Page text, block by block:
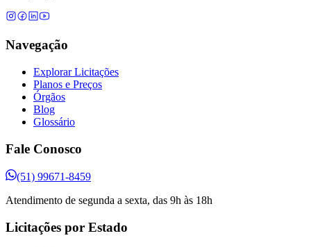
Navegação
Explorar Licitações
Planos e Preços
Órgãos
Blog
Glossário
Fale Conosco
(51) 99671-8459
Atendimento de segunda a sexta, das 9h às 18h
Licitações por Estado